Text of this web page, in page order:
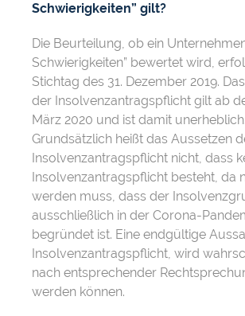
Schwierigkeiten” gilt?
Die Beurteilung, ob ein
Schwierigkeiten” bewertet wird,
Stichtag des 31. Dezember 2019.
der Insolvenzantragspflicht gilt ab
März 2020 und ist damit unerheblich.
Grundsätzlich heißt das Aussetzen
Insolvenzantragspflicht nicht, dass
Insolvenzantragspflicht besteht, da
werden muss, dass der
ausschließlich in der Corona-
begründet ist. Eine endgültige
Insolvenzantragspflicht, wird
nach entsprechender
werden können.